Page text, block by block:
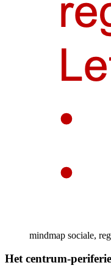
mindmap sociale,
Het centrum-